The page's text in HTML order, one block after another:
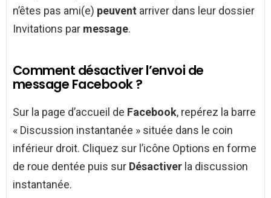
n’êtes pas ami(e) peuvent arriver dans leur dossier
Invitations par message.
Comment désactiver l’envoi de
message Facebook ?
Sur la page d’accueil de Facebook, repérez la barre
« Discussion instantanée » située dans le coin
inférieur droit. Cliquez sur l’icône Options en forme
de roue dentée puis sur Désactiver la discussion
instantanée.